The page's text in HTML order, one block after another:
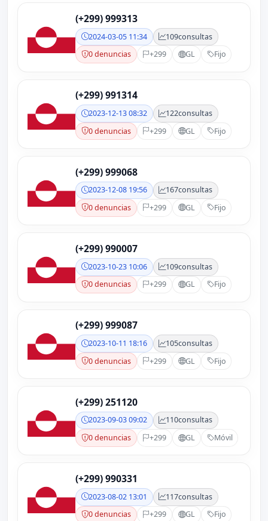
(+299) 999313
2024-03-05 11:34 109consultas
0 denuncias
+299 GL Fijo
(+299) 991314
2023-12-13 08:32 122consultas
0 denuncias
+299 GL Fijo
(+299) 999068
2023-12-08 19:56 167consultas
0 denuncias
+299 GL Fijo
(+299) 990007
2023-10-23 10:06 109consultas
0 denuncias
+299 GL Fijo
(+299) 999087
2023-10-11 18:16 105consultas
0 denuncias
+299 GL Fijo
(+299) 251120
2023-09-03 09:02 110consultas
0 denuncias
+299 GL Móvil
(+299) 990331
2023-08-02 13:01 117consultas
0 denuncias
+299 GL Fijo